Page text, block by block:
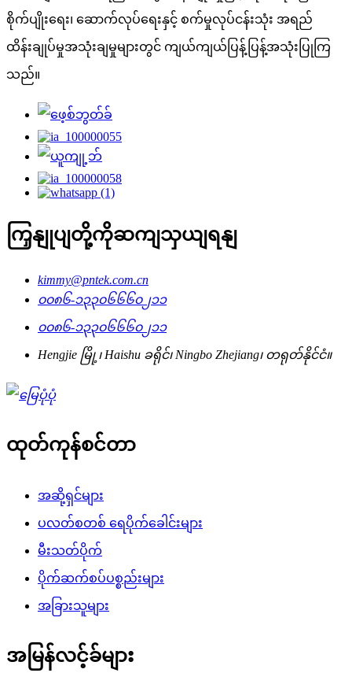
စိုက်ပျိုးရေး၊ ဆောက်လုပ်ရေးနှင့် စက်မှုလုပ်ငန်းသုံး အရည်
ထိန်းချုပ်မှုအသုံးချမှုများတွင် ကျယ်ကျယ်ပြန့်ပြန့်အသုံးပြုကြ
သည်။
ကြှနျုပျတို့ကိုဆကျသှယျရနျ
kimmy@pntek.com.cn
၀၀၈၆-၁၃၃၀၆၆၆၀၂၁၁
၀၀၈၆-၁၃၃၀၆၆၆၀၂၁၁
Hengjie မြို့၊ Haishu ခရိုင်၊ Ningbo Zhejiang၊ တရုတ်နိုင်ငံ။
ထုတ်ကုန်စင်တာ
အဆို့ရှင်များ
ပလတ်စတစ် ရေပိုက်ခေါင်းများ
မီးသတ်ပိုက်
ပိုက်ဆက်စပ်ပစ္စည်းများ
အခြားသူများ
အမြန်လင့်ခ်များ